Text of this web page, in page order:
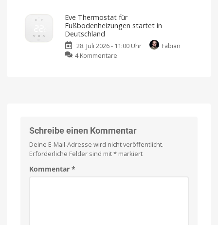
Fenster
wirklich
streifenfrei?
Home
Zentrale
Matter
1.5
Eve Thermostat für
Fußbodenheizungen startet in
Deutschland
28. Juli 2026 - 11:00 Uhr
Fabian
4 Kommentare
mit
Thread
Schreibe einen Kommentar
Deine E-Mail-Adresse wird nicht veröffentlicht.
Erforderliche Felder sind mit* markiert
Kommentar *